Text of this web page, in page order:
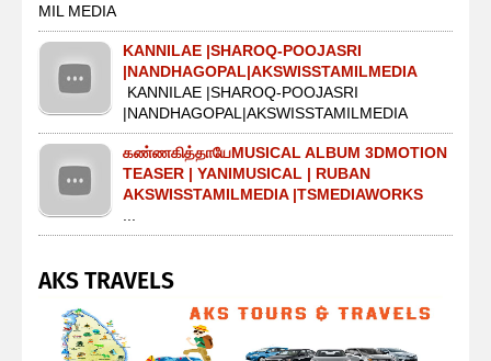
MIL MEDIA
KANNILAE |SHAROQ-POOJASRI
|NANDHAGOPAL|AKSWISSTAMILMEDIA
KANNILAE |SHAROQ-POOJASRI
|NANDHAGOPAL|AKSWISSTAMILMEDIA
கண்ணகித்தாயேMUSICAL ALBUM 3DMOTION
TEASER | YANIMUSICAL | RUBAN
AKSWISSTAMILMEDIA |TSMEDIAWORKS
AKS TRAVELS